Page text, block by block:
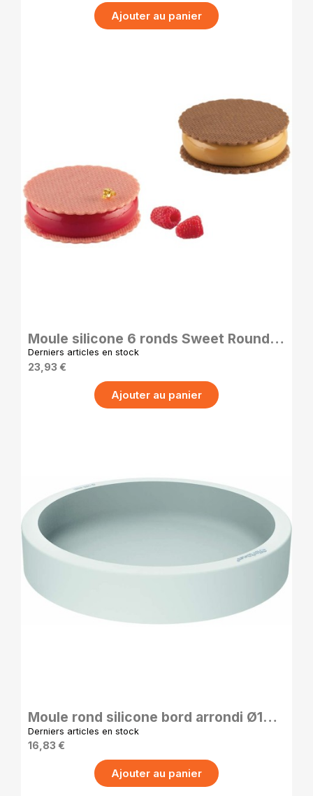
Ajouter au panier
Moule silicone 6 ronds Sweet Round
95 – avec découpoir
Derniers articles en stock
23,93 €
Ajouter au panier
Moule rond silicone bord arrondi Ø140
x 30 mm
Derniers articles en stock
16,83 €
Ajouter au panier